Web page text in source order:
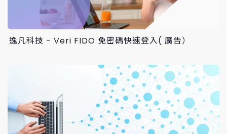
逸凡科技 - Veri FIDO 免密碼快速登入( 廣告）